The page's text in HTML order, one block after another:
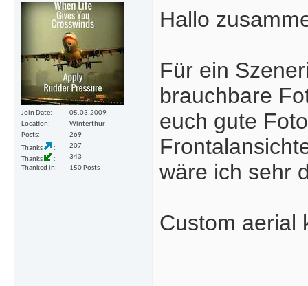
Join Date
05.03.2009
Location
Winterthur
Posts
269
Thanks
207
Thanks
343
Thanked in
150 Posts
Hallo
Für ein
brauchbare
euch gute
wäre ich sehr
Custom aerial